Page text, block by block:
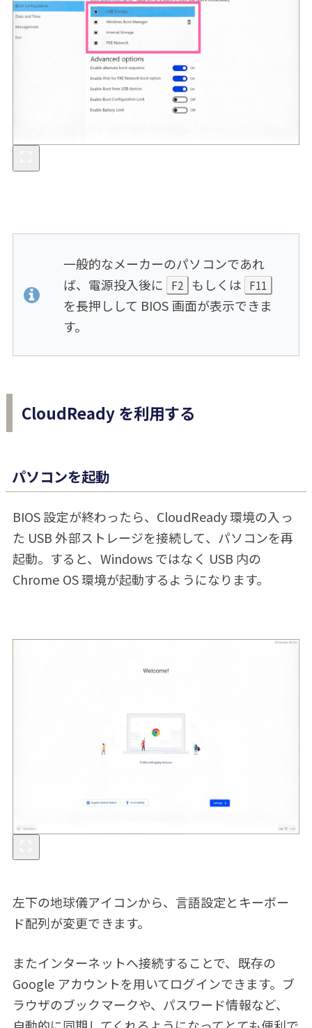
一般的なメーカーのパソコンであれ
ば、電源投入後に
F2 もしくは F11
を長押しして BIOS 画面が表示できま
す。
CloudReady を利用する
パソコンを起動
BIOS 設定が終わったら、CloudReady 環境の入っ
た USB 外部ストレージを接続して、パソコンを再
起動。すると、Windows ではなく USB 内の
Chrome OS 環境が起動するようになります。
左下の地球儀アイコンから、言語設定とキーボー
ド配列が変更できます。
またインターネットへ接続することで、既存の
Google アカウントを用いてログインできます。ブ
ラウザのブックマークや、パスワード情報など、